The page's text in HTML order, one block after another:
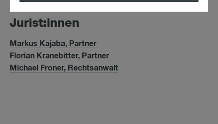
Ju­rist:in­nen
Markus Kajaba, Partner
Florian Kranebitter, Partner
Michael Froner, Rechtsanwalt